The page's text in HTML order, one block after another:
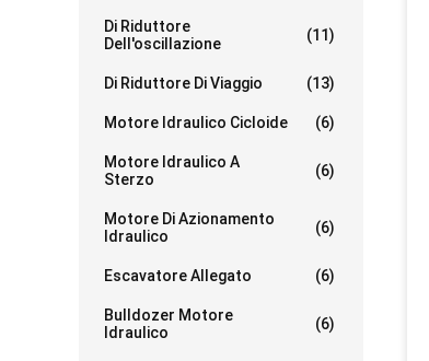
Di Riduttore
Dell'oscillazione
(11)
Di Riduttore Di Viaggio (13)
Motore Idraulico Cicloide (6)
Motore Idraulico A
Sterzo
(6)
Motore Di Azionamento
Idraulico
(6)
Escavatore Allegato (6)
Bulldozer Motore
Idraulico
(6)